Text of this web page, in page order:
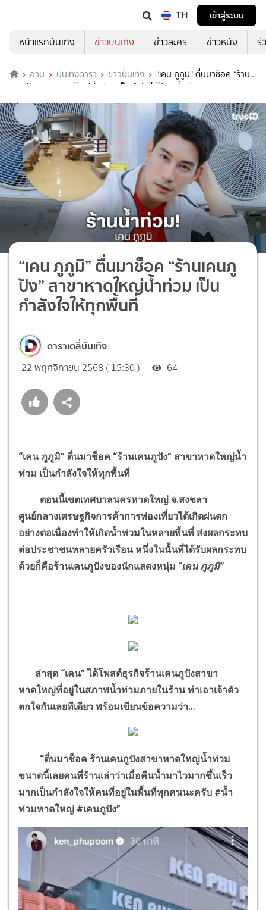
TH
เข้าสู่ระบบ
หน้าแรกบันเทิง
ข่าวบันเทิง ข่าวละคร ข่าวหนัง รี
อ่าน บันเทิงดารา ข่าวบันเทิง
“เคน ภูภูมิ” ตื่นมาช็อค “ร้าน
เคนภูปัง” สาขาหาดใหญ่น้ำท่วม เป็นกำลังใจให้ทุกพื้นที่
“เคน ภูภูมิ” ตื่นมาช็อค “ร้านเคนภู
ปัง” สาขาหาดใหญ่น้ำท่วม เป็น
กำลังใจให้ทุกพื้นที่
ดาราเดลี่บันเทิง
22 พฤศจิกายน 2568 ( 15:30 ) 64
“เคน ภูภูมิ” ตื่นมาช็อค “ร้านเคนภูปัง” สาขาหาดใหญ่น้ำ
ท่วม เป็นกำลังใจให้ทุกพื้นที่
ตอนนี้เขตเทศบาลนครหาดใหญ่ จ.สงขลา
ศูนย์กลางเศรษฐกิจการค้าการท่องเที่ยวได้เกิดฝนตก
อย่างต่อเนื่องทำให้เกิดน้ำท่วมในหลายพื้นที่ ส่งผลกระทบ
ต่อประชาชนหลายครัวเรือน หนึ่งในนั้นที่ได้รับผลกระทบ
ด้วยก็คือร้านเคนภูปังของนักแสดงหนุ่ม “เคน ภูภูมิ”
ล่าสุด “เคน” ได้โพสต์ธุรกิจร้านเคนภูปังสาขา
หาดใหญ่ที่อยู่ในสภาพน้ำท่วมภายในร้าน ทำเอาเจ้าตัว
ตกใจกันเลยทีเดียว พร้อมเขียนข้อความว่า…
“ตื่นมาช็อค ร้านเคนกูปังสาขาหาดใหญ่น้ำท่วม
ขนาดนี้เลยคนที่ร้านเล่าว่าเมื่อคืนน้ำมาไวมากขึ้นเร็ว
มากเป็นกำลังใจให้คนที่อยู่ในพื้นที่ทุกคนนะครับ #น้ำ
ท่วมหาดใหญ่ #เคนภูปัง”